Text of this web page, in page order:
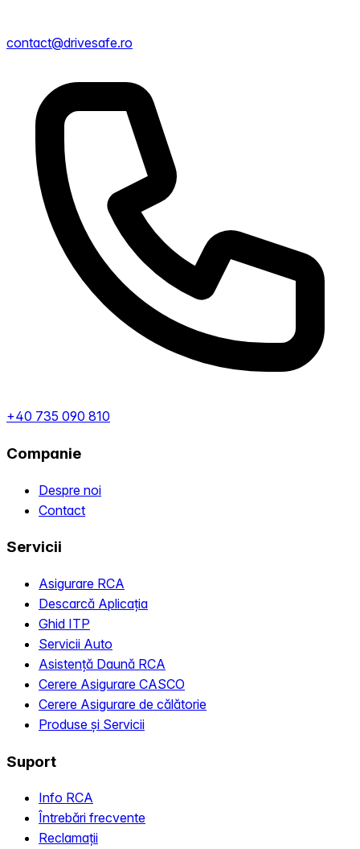
contact@drivesafe.ro
+40 735 090 810
Companie
Despre noi
Contact
Servicii
Asigurare RCA
Descarcă Aplicația
Ghid ITP
Servicii Auto
Asistență Daună RCA
Cerere Asigurare CASCO
Cerere Asigurare de călătorie
Produse și Servicii
Suport
Info RCA
Întrebări frecvente
Reclamații